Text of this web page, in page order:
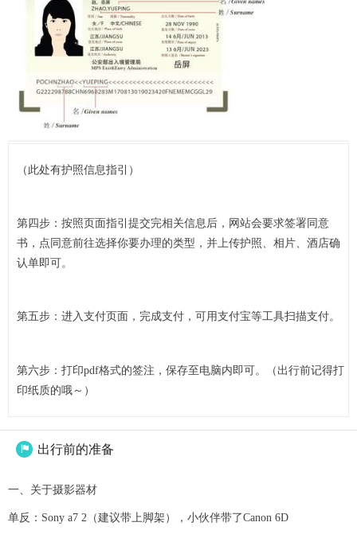
（此处有护照信息指引）
第四步：按照页面指引提交完相关信息后，网站会要求签署同意
书，点同意前往选择你要办理的类型，并上传护照、相片、酒店确
认单即可。
第五步：进入支付页面，完成支付，可用支付宝等工具扫描支付。
第六步：打印pdf格式的签注，保存至电脑内即可。（出行前记得打
印纸质的哦～）
 出行前的准备
一、关于摄影器材
单反：Sony a7 2（建议带上脚架），小伙伴带了Canon 6D